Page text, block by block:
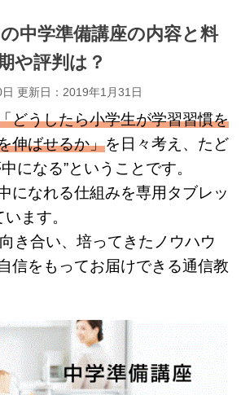
中学準備講座の内容と料
や評判は？
更新日： 2019年1月31日
どうしたら小学生が学習習慣を
伸ばせるか」を日々考え、たど
になる”ということです。
になれる仕組みを専用タブレッ
ます。
き合い、培ってきたノウハウ
信をもってお届けできる通信教